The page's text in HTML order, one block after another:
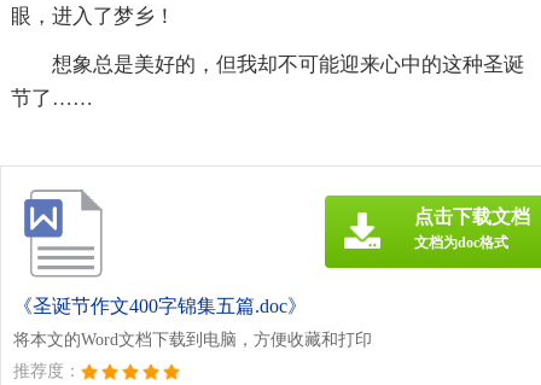
眼，进入了梦乡！
想象总是美好的，但我却不可能迎来心中的这种圣诞
节了……
《圣诞节作文400字锦集五篇.doc》
将本文的Word文档下载到电脑，方便收藏和打印
推荐度：
点击下载文档
文档为doc格式